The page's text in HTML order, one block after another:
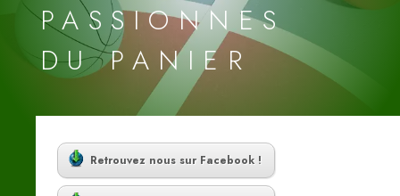
PASSIONNES
DU PANIER
Retrouvez nous sur Facebook !